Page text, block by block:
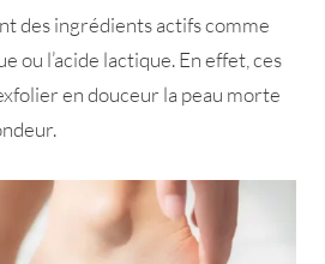
des ingrédients actifs comme
ou l’acide lactique. En effet, ces
en douceur la peau morte